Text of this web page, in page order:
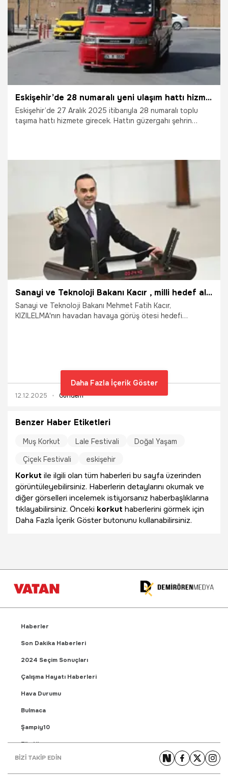
25.12.2025 Şanlıurfa
Eskişehir’de 28 numaralı yeni ulaşım hattı hizmete giriyor
Eskişehir’de 27 Aralık 2025 itibarıyla 28 numaralı toplu
taşıma hattı hizmete girecek. Hattın güzergahı şehrin
Eskişehir
Sanayi ve Teknoloji Bakanı Kacır , milli hedef algılayıcı “MİHAL”in detaylarını anlattı! 'Türkiye dünyada bir ilke imza attı'
Sanayi ve Teknoloji Bakanı Mehmet Fatih Kacır,
KIZILELMA'nın havadan havaya görüş ötesi hedefi
geliştireceğiz ve üreteceğiz." dedi.
12.12.2025 Gündem
Daha Fazla İçerik Göster
Benzer Haber Etiketleri
Muş Korkut Lale Festivali
Doğal Yaşam
Çiçek Festivali
eskişehir
Korkut ile ilgili olan tüm haberleri bu sayfa üzerinden
görüntüleyebilirsiniz. Haberlerin detaylarını okumak ve
diğer görselleri incelemek istiyorsanız haberbaşlıklarına
tıklayabilirsiniz. Önceki korkut haberlerini görmek için
Daha Fazla İçerik Göster butonunu kullanabilirsiniz.
Haberler
Son Dakika Haberleri
2024 Seçim Sonuçları
Çalışma Hayatı Haberleri
Hava Durumu
Bulmaca
Şampiy10
Fikstür
Puan Durumu
BİZİ TAKİP EDİN